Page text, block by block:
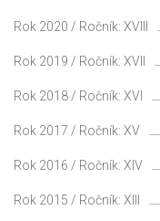
Rok 2020 / Ročník: XVIII
Rok 2019 / Ročník: XVII
Rok 2018 / Ročník: XVI
Rok 2017 / Ročník: XV
Rok 2016 / Ročník: XIV
Rok 2015 / Ročník: XIII